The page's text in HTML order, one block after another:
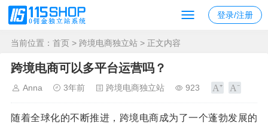
登录/注册
当前位置： 首页 > 跨境电商独立站 > 正文内容
跨境电商可以多平台运营吗？
Anna 3年前 跨境电商独立站 923
随着全球化的不断推进，跨境电商成为了一个蓬勃发展的